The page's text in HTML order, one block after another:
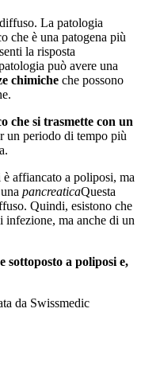
La patologia
che è una patogena più
la risposta
può avere una
chimiche che possono
che si trasmette con un
un periodo di tempo più
affiancato a poliposi, ma
pancreaticaQuesta
Quindi, esistono che
infezione, ma anche di un
sottoposto a poliposi e,
da Swissmedic